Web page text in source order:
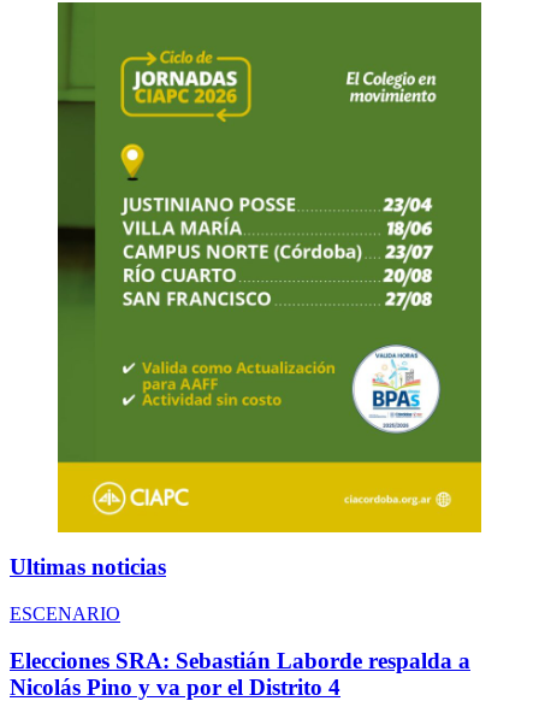
Ultimas noticias
ESCENARIO
Elecciones SRA: Sebastián Laborde respalda a
Nicolás Pino y va por el Distrito 4